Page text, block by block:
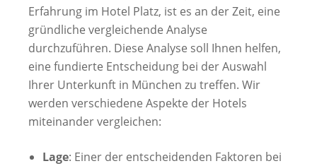
Erfahrung im Hotel Platz, ist es an der Zeit, eine
gründliche vergleichende Analyse
durchzuführen. Diese Analyse soll Ihnen helfen,
eine fundierte Entscheidung bei der Auswahl
Ihrer Unterkunft in München zu treffen. Wir
werden verschiedene Aspekte der Hotels
miteinander vergleichen:
Lage: Einer der entscheidenden Faktoren bei